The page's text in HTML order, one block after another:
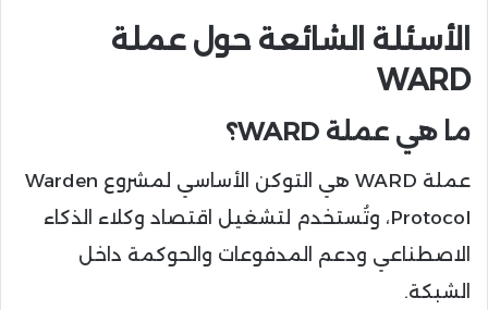
الأسئلة الشائعة حول عملة
WARD
ما هي عملة WARD؟
عملة WARD هي التوكن الأساسي لمشروع Warden
Protocol، وتُستخدم لتشغيل اقتصاد وكلاء الذكاء
الاصطناعي ودعم المدفوعات والحوكمة داخل
الشبكة.